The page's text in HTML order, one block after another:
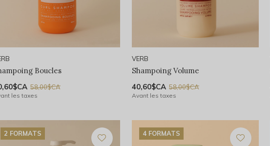
Boucles
58,00$CA
les taxes
VERB
Shampoing Volume
40,60$CA 58,00$CA
Avant les taxes
2 FORMATS 4 FORMATS